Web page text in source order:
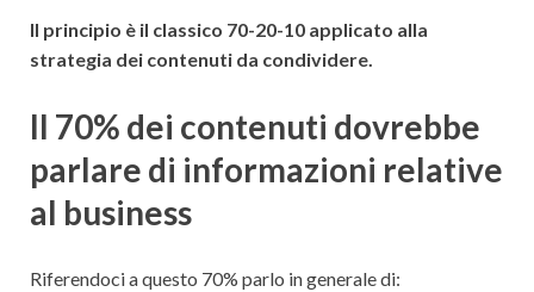
Il principio è il classico 70-20-10 applicato alla
strategia dei contenuti da condividere.
Il 70% dei contenuti dovrebbe
parlare di informazioni relative
al business
Riferendoci a questo 70% parlo in generale di: